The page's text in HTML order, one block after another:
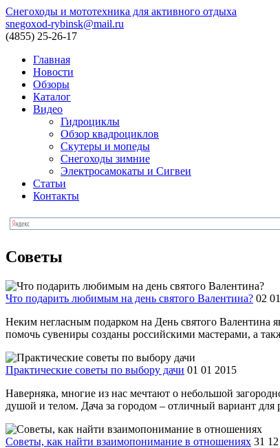
Снегоходы и мототехника для активного отдыха
snegoxod-rybinsk@mail.ru
(4855) 25-26-17
Главная
Новости
Обзоры
Каталог
Видео
Гидроциклы
Обзор квадроциклов
Скутеры и мопеды
Снегоходы зимние
Электросамокаты и Сигвеи
Статьи
Контакты
Советы
Что подарить любимым на день святого Валентина? 02
Неким негласным подарком на День святого Валентина
помочь сувениры созданы российскими мастерами, а
Практические советы по выбору дачи 01 01 2015
Наверняка, многие из нас мечтают о небольшой
душой и телом. Дача за городом – отличный вариант
Советы, как найти взаимопонимание в отношениях 31